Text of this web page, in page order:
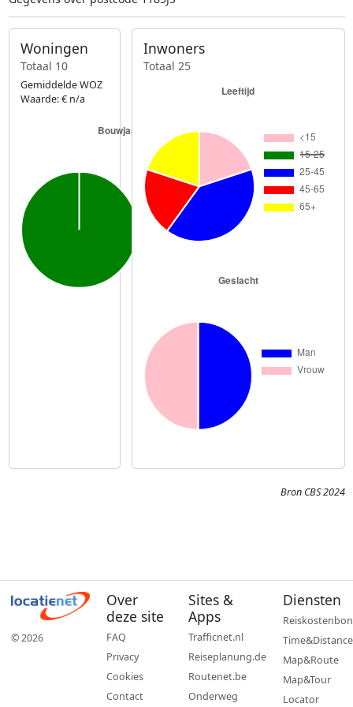
Woningen
Totaal 10
Gemiddelde WOZ
Waarde: € n/a
Inwoners
Totaal 25
Bron CBS 2024
© 2026
Over
deze site
FAQ
Privacy
Cookies
Contact
Sites &
Apps
Trafficnet.nl
Reiseplanung.de
Routenet.be
Onderweg
Diensten
Reiskostenbon
Time&Distance
Map&Route
Map&Tour
Locator